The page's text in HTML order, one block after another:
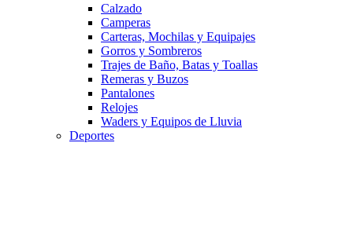
Calzado
Camperas
Carteras, Mochilas y Equipajes
Gorros y Sombreros
Trajes de Baño, Batas y Toallas
Remeras y Buzos
Pantalones
Relojes
Waders y Equipos de Lluvia
Deportes